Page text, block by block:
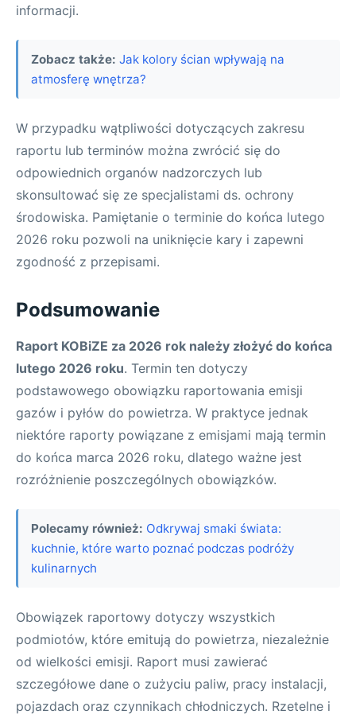
informacji.
Zobacz także: Jak kolory ścian wpływają na
atmosferę wnętrza?
W przypadku wątpliwości dotyczących zakresu
raportu lub terminów można zwrócić się do
odpowiednich organów nadzorczych lub
skonsultować się ze specjalistami ds. ochrony
środowiska. Pamiętanie o terminie do końca lutego
2026 roku pozwoli na uniknięcie kary i zapewni
zgodność z przepisami.
Podsumowanie
Raport KOBiZE za 2026 rok należy złożyć do końca
lutego 2026 roku. Termin ten dotyczy
podstawowego obowiązku raportowania emisji
gazów i pyłów do powietrza. W praktyce jednak
niektóre raporty powiązane z emisjami mają termin
do końca marca 2026 roku, dlatego ważne jest
rozróżnienie poszczególnych obowiązków.
Polecamy również: Odkrywaj smaki świata:
kuchnie, które warto poznać podczas podróży
kulinarnych
Obowiązek raportowy dotyczy wszystkich
podmiotów, które emitują do powietrza, niezależnie
od wielkości emisji. Raport musi zawierać
szczegółowe dane o zużyciu paliw, pracy instalacji,
pojazdach oraz czynnikach chłodniczych. Rzetelne i